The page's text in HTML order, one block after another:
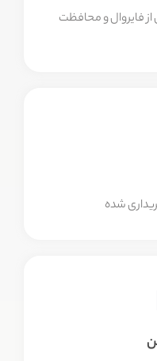
از فایروال و محافظت